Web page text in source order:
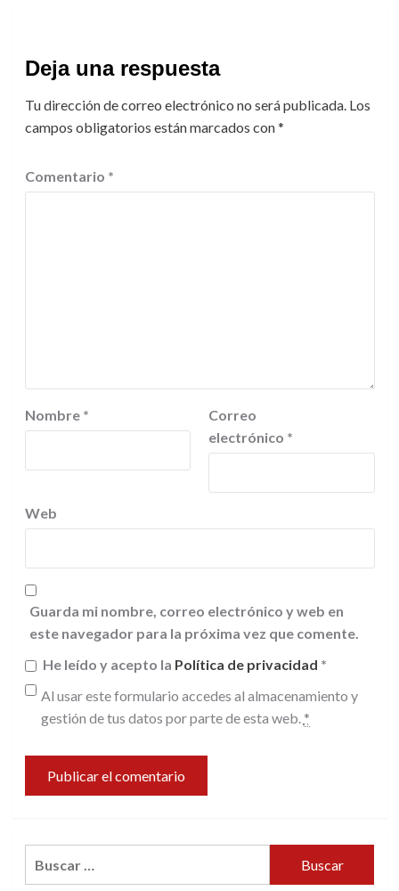
Deja una respuesta
Tu dirección de correo electrónico no será publicada. Los
campos obligatorios están marcados con*
Comentario *
Nombre *
Correo
electrónico *
Web
Guarda mi nombre, correo electrónico y web en
este navegador para la próxima vez que comente.
He leído y acepto la Política de privacidad *
Al usar este formulario accedes al almacenamiento y
gestión de tus datos por parte de esta web. *